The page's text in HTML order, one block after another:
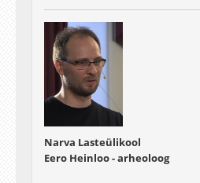
Narva Lasteülikool
Eero Heinloo - arheoloog